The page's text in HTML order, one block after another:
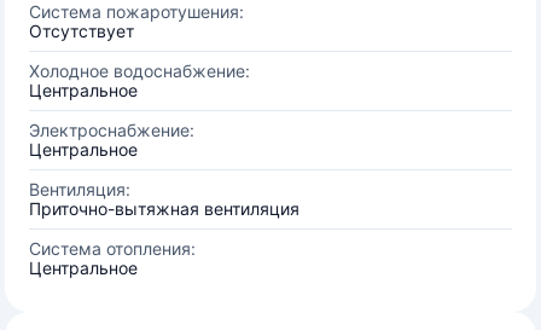
Система пожаротушения:
Отсутствует
Холодное водоснабжение:
Центральное
Электроснабжение:
Центральное
Вентиляция:
Приточно-вытяжная вентиляция
Система отопления:
Центральное